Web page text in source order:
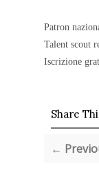
Patron
Talent scout
Iscrizione
Share
←